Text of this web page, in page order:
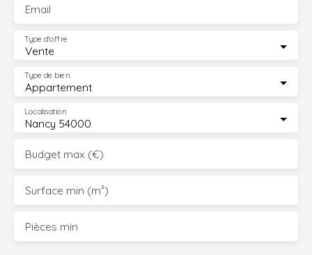
Email
Vente
Type d'offre
Appartement
Type de bien
Nancy 54000
Localisation
Budget max (€)
Surface min (m²)
Pièces min